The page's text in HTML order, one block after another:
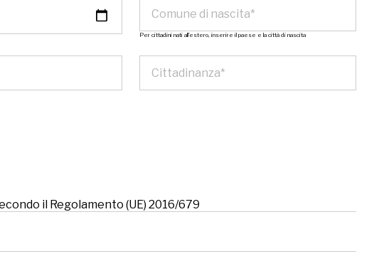
Per cittadini nati all’estero, inserire il paese e la città di nascita
il Regolamento (UE) 2016/679